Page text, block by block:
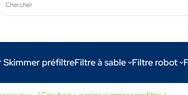
Skimmer préfiltreFiltre à sable Filtre robot